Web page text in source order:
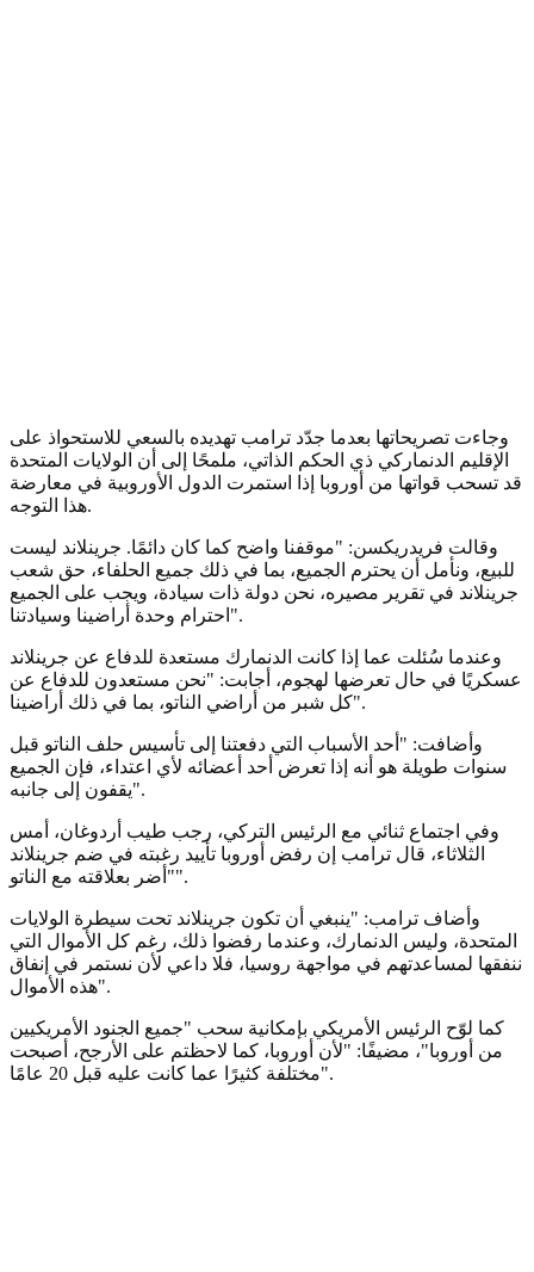
وجاءت تصريحاتها بعدما جدّد ترامب تهديده بالسعي للاستحواذ على
الإقليم الدنماركي ذي الحكم الذاتي، ملمحًا إلى أن الولايات المتحدة
قد تسحب قواتها من أوروبا إذا استمرت الدول الأوروبية في معارضة
هذا التوجه.
وقالت فريدريكسن: "موقفنا واضح كما كان دائمًا. جرينلاند ليست
للبيع، ونأمل أن يحترم الجميع، بما في ذلك جميع الحلفاء، حق شعب
جرينلاند في تقرير مصيره، نحن دولة ذات سيادة، ويجب على الجميع
احترام وحدة أراضينا وسيادتنا".
وعندما سُئلت عما إذا كانت الدنمارك مستعدة للدفاع عن جرينلاند
عسكريًا في حال تعرضها لهجوم، أجابت: "نحن مستعدون للدفاع عن
كل شبر من أراضي الناتو، بما في ذلك أراضينا".
وأضافت: "أحد الأسباب التي دفعتنا إلى تأسيس حلف الناتو قبل
سنوات طويلة هو أنه إذا تعرض أحد أعضائه لأي اعتداء، فإن الجميع
يقفون إلى جانبه".
وفي اجتماع ثنائي مع الرئيس التركي، رجب طيب أردوغان، أمس
الثلاثاء، قال ترامب إن رفض أوروبا تأييد رغبته في ضم جرينلاند
"أضر بعلاقته مع الناتو".
وأضاف ترامب: "ينبغي أن تكون جرينلاند تحت سيطرة الولايات
المتحدة، وليس الدنمارك، وعندما رفضوا ذلك، رغم كل الأموال التي
ننفقها لمساعدتهم في مواجهة روسيا، فلا داعي لأن نستمر في إنفاق
هذه الأموال".
كما لوّح الرئيس الأمريكي بإمكانية سحب "جميع الجنود الأمريكيين
من أوروبا"، مضيفًا: "لأن أوروبا، كما لاحظتم على الأرجح، أصبحت
مختلفة كثيرًا عما كانت عليه قبل 20 عامًا".